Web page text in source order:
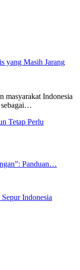
yang Masih Jarang
masyarakat Indonesia
…
Tetap Perlu
Panduan…
Indonesia